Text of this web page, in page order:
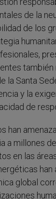
de la
de los
la Santa
y la
de
han
a millones
en las
global